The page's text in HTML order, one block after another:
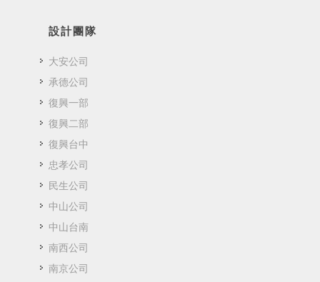
設計團隊
大安公司
承德公司
復興一部
復興二部
復興台中
忠孝公司
民生公司
中山公司
中山台南
南西公司
南京公司